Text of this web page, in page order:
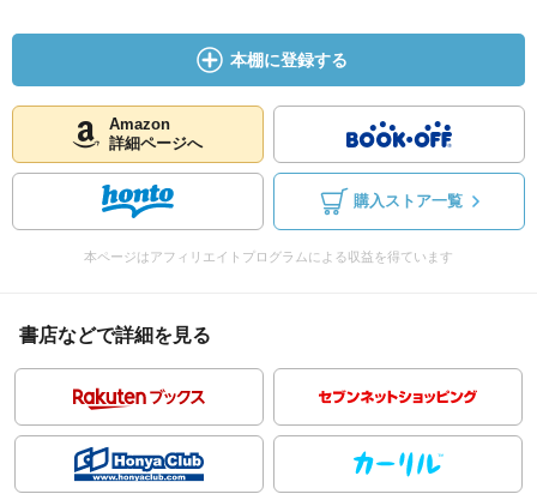
本棚に登録する
Amazon
詳細ページへ
購入ストア一覧
本ページはアフィリエイトプログラムによる収益を得ています
書店などで詳細を見る